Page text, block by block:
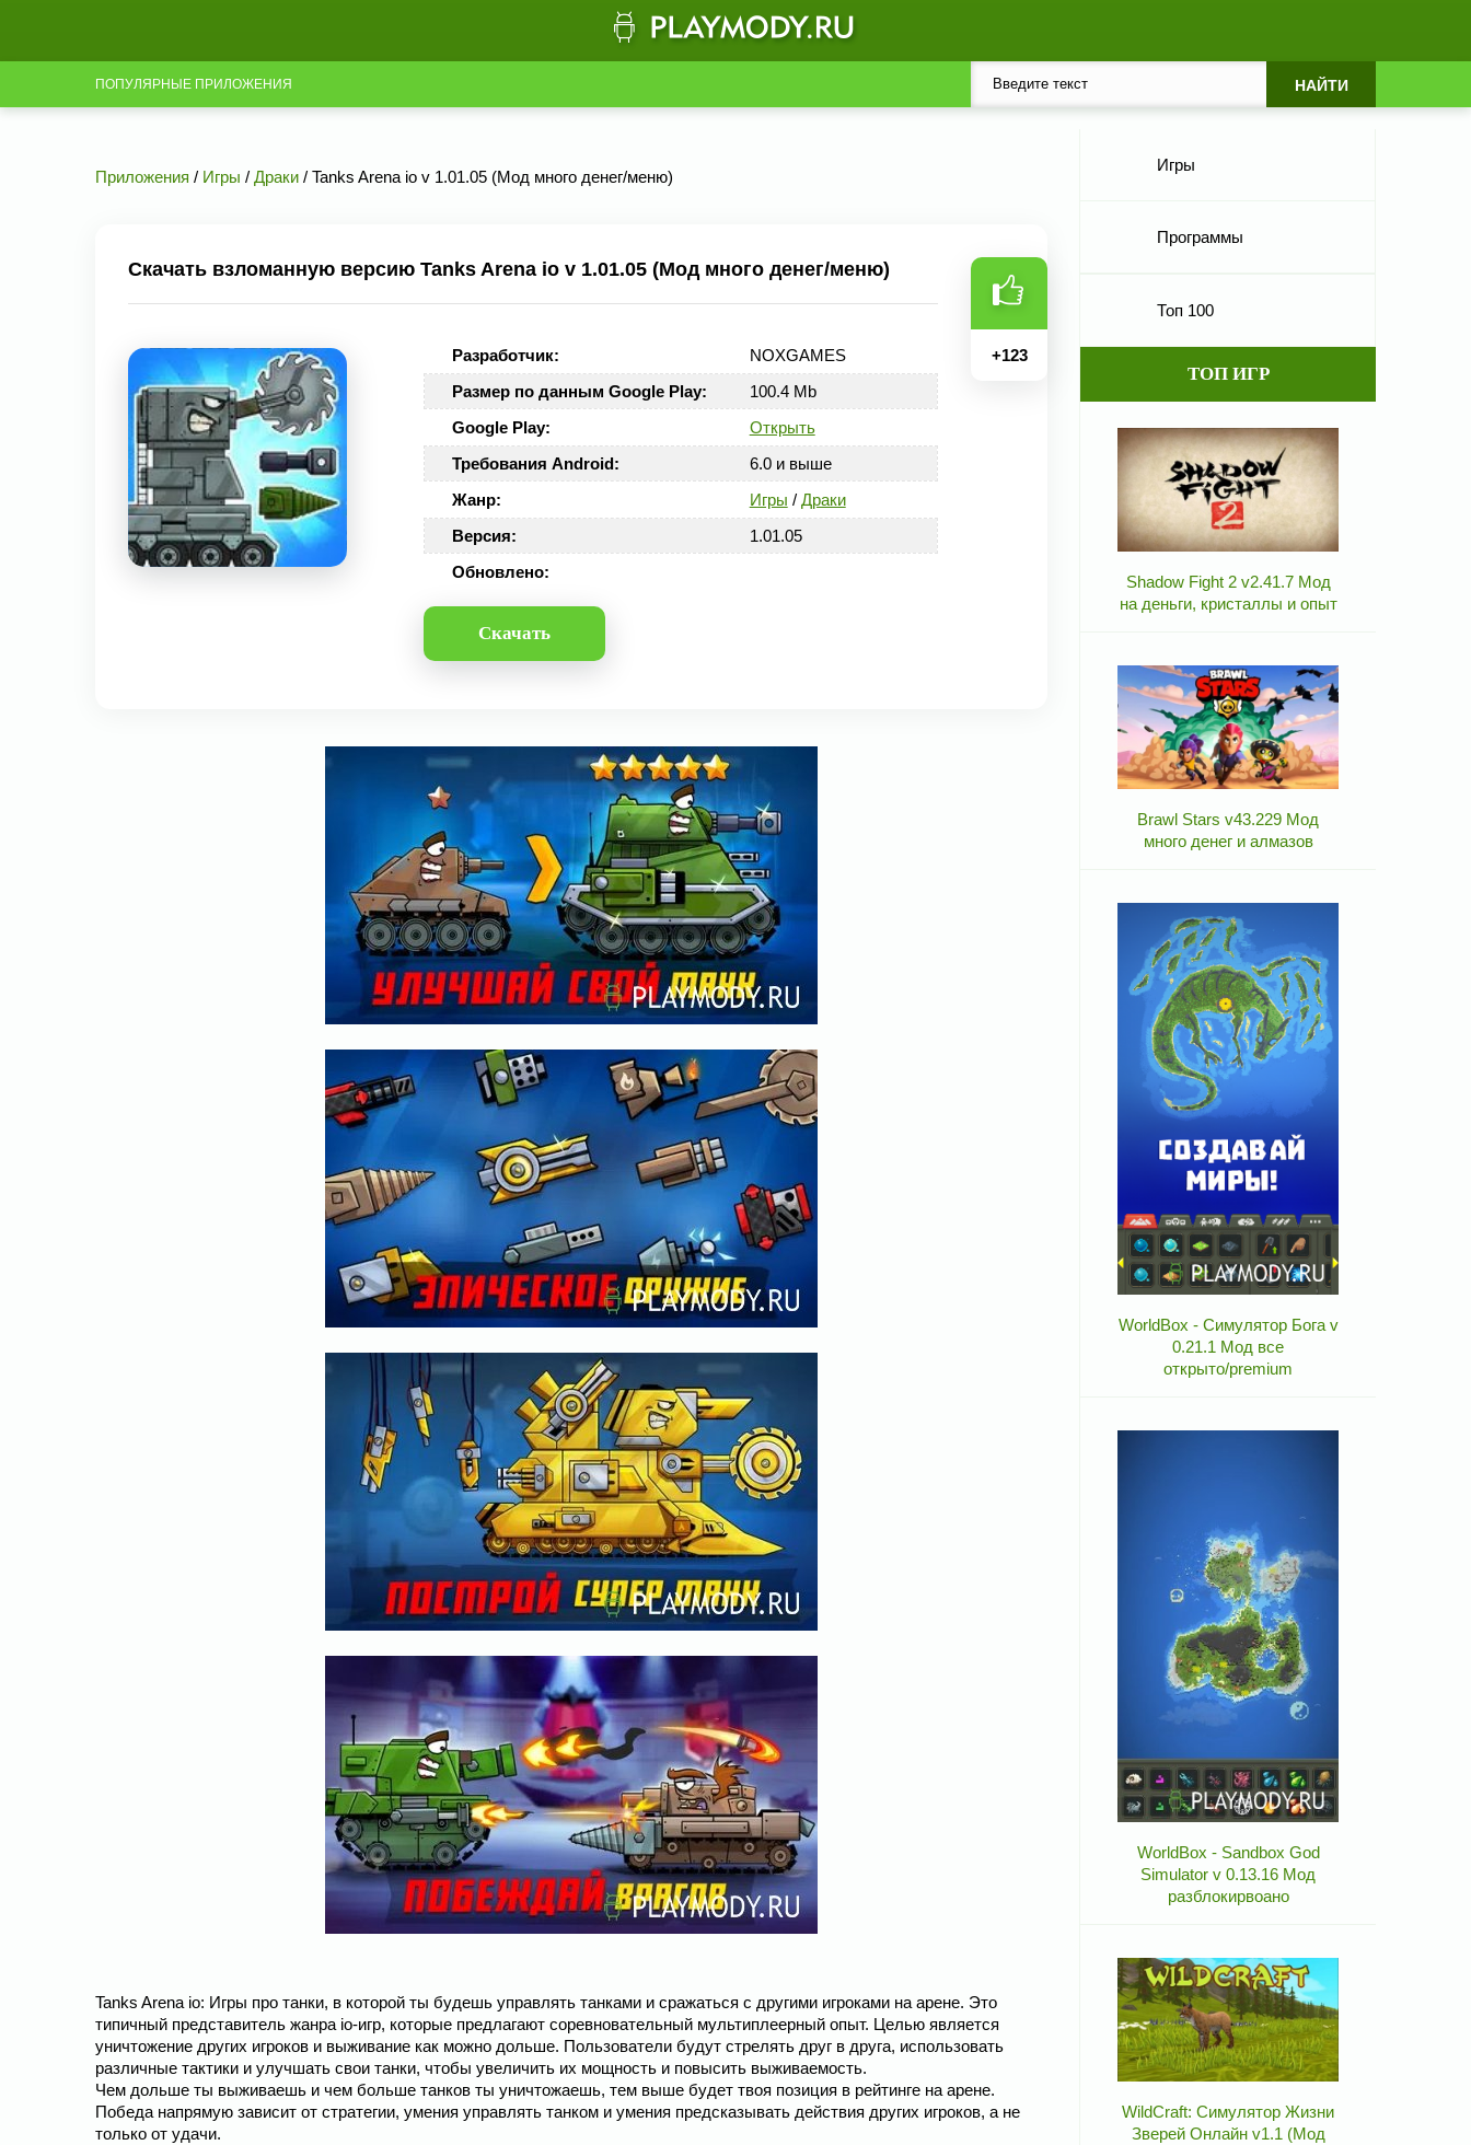
ПОПУЛЯРНЫЕ ПРИЛОЖЕНИЯ
Приложения / Игры / Драки / Tanks Arena io v 1.01.05 (Мод много денег/меню)
Скачать взломанную версию Tanks Arena io v 1.01.05 (Мод много денег/меню)
Разработчик:
NOXGAMES
Размер по данным Google Play:
100.4 Mb
Google Play:
Открыть
Требования Android:
6.0 и выше
Жанр:
Игры / Драки
Версия:
1.01.05
Обновлено:
Скачать
+123
Tanks Arena io: Игры про танки, в которой ты будешь управлять танками и сражаться с другими игроками на арене. Это
типичный представитель жанра io-игр, которые предлагают соревновательный мультиплеерный опыт. Целью является
уничтожение других игроков и выживание как можно дольше. Пользователи будут стрелять друг в друга, использовать
различные тактики и улучшать свои танки, чтобы увеличить их мощность и повысить выживаемость.
Чем дольше ты выживаешь и чем больше танков ты уничтожаешь, тем выше будет твоя позиция в рейтинге на арене.
Победа напрямую зависит от стратегии, умения управлять танком и умения предсказывать действия других игроков, а не
только от удачи.
Игры
Программы
Топ 100
ТОП ИГР
Shadow Fight 2 v2.41.7 Мод
на деньги, кристаллы и опыт
Brawl Stars v43.229 Мод
много денег и алмазов
WorldBox - Симулятор Бога v
0.21.1 Мод все
открыто/premium
WorldBox - Sandbox God
Simulator v 0.13.16 Мод
разблокирвоано
WildCraft: Симулятор Жизни
Зверей Онлайн v1.1 (Мод